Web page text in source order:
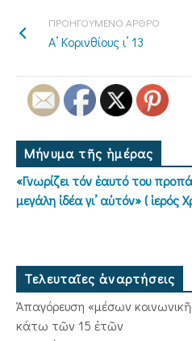
ΠΡΟΗΓΟΥΜΕΝΟ ΑΡΘΡΟ
Α’ Κορινθίους ι’ 13
Μήνυμα τῆς ἡμέρας
«Γνωρίζει τόν ἑαυτό του
μεγάλη ἰδέα γι’ αὐτόν» ( ἱερός
Τελευταῖες ἀναρτήσεις
Ἀπαγόρευση «μέσων
κάτω τῶν 15 ἐτῶν